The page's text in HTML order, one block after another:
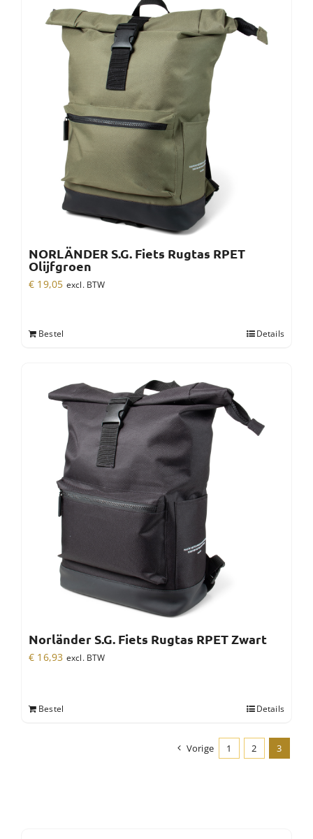
NORLÄNDER S.G. Fiets Rugtas RPET
Olijfgroen
€ 19,05 excl. BTW
Bestel Details
Norländer S.G. Fiets Rugtas RPET Zwart
€ 16,93 excl. BTW
Bestel Details
Vorige 1 2 3